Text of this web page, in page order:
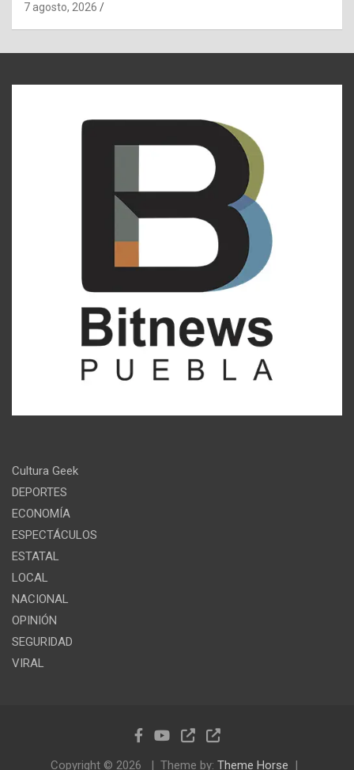
7 agosto, 2026
Cultura Geek
DEPORTES
ECONOMÍA
ESPECTÁCULOS
ESTATAL
LOCAL
NACIONAL
OPINIÓN
SEGURIDAD
VIRAL
Copyright © 2026 Theme by: Theme Horse